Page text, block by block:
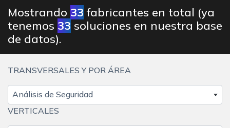
Mostrando 33 fabricantes en total (ya
tenemos 33 soluciones en nuestra base
de datos).
TRANSVERSALES Y POR ÁREA
Análisis de Seguridad
VERTICALES